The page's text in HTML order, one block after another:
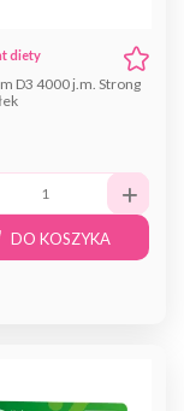
diety
D3 4000 j.m. Strong
DO KOSZYKA